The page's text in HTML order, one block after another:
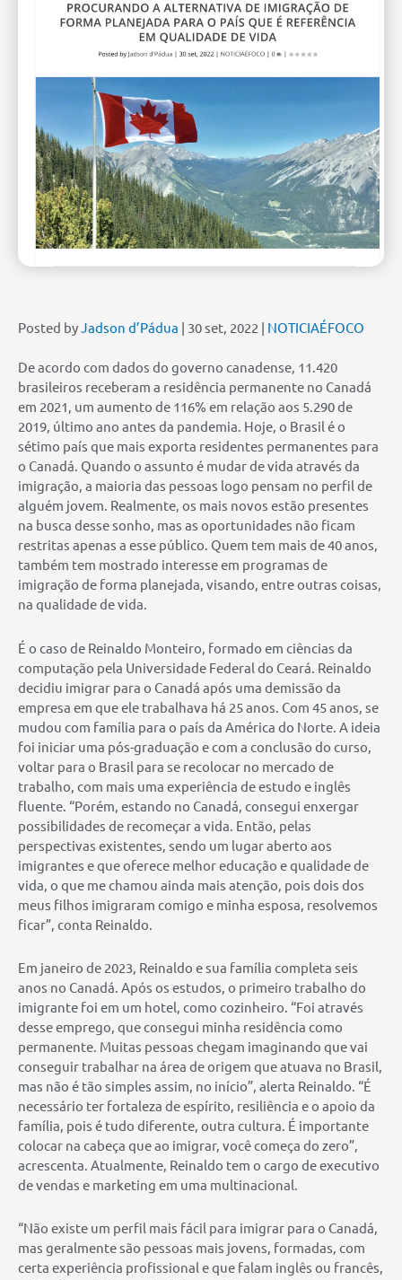
Posted byJadson d’Pádua | 30 set, 2022 | NOTICIAÉFOCO
De acordo com dados do governo canadense, 11.420
brasileiros receberam a residência permanente no Canadá
em 2021, um aumento de 116% em relação aos 5.290 de
2019, último ano antes da pandemia. Hoje, o Brasil é o
sétimo país que mais exporta residentes permanentes para
o Canadá. Quando o assunto é mudar de vida através da
imigração, a maioria das pessoas logo pensam no perfil de
alguém jovem. Realmente, os mais novos estão presentes
na busca desse sonho, mas as oportunidades não ficam
restritas apenas a esse público. Quem tem mais de 40 anos,
também tem mostrado interesse em programas de
imigração de forma planejada, visando, entre outras coisas,
na qualidade de vida.
É o caso de Reinaldo Monteiro, formado em ciências da
computação pela Universidade Federal do Ceará. Reinaldo
decidiu imigrar para o Canadá após uma demissão da
empresa em que ele trabalhava há 25 anos. Com 45 anos, se
mudou com família para o país da América do Norte. A ideia
foi iniciar uma pós-graduação e com a conclusão do curso,
voltar para o Brasil para se recolocar no mercado de
trabalho, com mais uma experiência de estudo e inglês
fluente. “Porém, estando no Canadá, consegui enxergar
possibilidades de recomeçar a vida. Então, pelas
perspectivas existentes, sendo um lugar aberto aos
imigrantes e que oferece melhor educação e qualidade de
vida, o que me chamou ainda mais atenção, pois dois dos
meus filhos imigraram comigo e minha esposa, resolvemos
ficar”, conta Reinaldo.
Em janeiro de 2023, Reinaldo e sua família completa seis
anos no Canadá. Após os estudos, o primeiro trabalho do
imigrante foi em um hotel, como cozinheiro. “Foi através
desse emprego, que consegui minha residência como
permanente. Muitas pessoas chegam imaginando que vai
conseguir trabalhar na área de origem que atuava no Brasil,
mas não é tão simples assim, no início”, alerta Reinaldo. “É
necessário ter fortaleza de espírito, resiliência e o apoio da
família, pois é tudo diferente, outra cultura. É importante
colocar na cabeça que ao imigrar, você começa do zero”,
acrescenta. Atualmente, Reinaldo tem o cargo de executivo
de vendas e marketing em uma multinacional.
“Não existe um perfil mais fácil para imigrar para o Canadá,
mas geralmente são pessoas mais jovens, formadas, com
certa experiência profissional e que falam inglês ou francês,